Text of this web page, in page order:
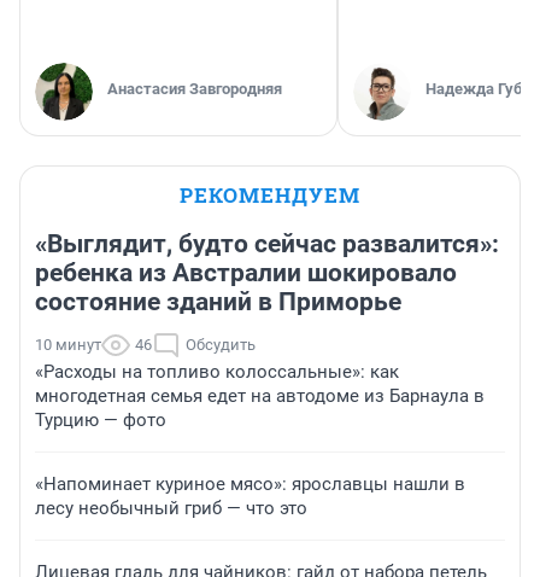
Анастасия Завгородняя Надежда
РЕКОМЕНДУЕМ
«Выглядит, будто сейчас развалится»:
ребенка из Австралии шокировало
состояние зданий в Приморье
10 минут 46 Обсудить
«Расходы на топливо колоссальные»: как
многодетная семья едет на автодоме из Барнаула в
Турцию — фото
«Напоминает куриное мясо»: ярославцы нашли в
лесу необычный гриб — что это
Лицевая гладь для чайников: гайд от набора петель